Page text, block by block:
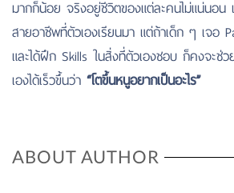
มากก็น้อย จริงอยู่ชีวิตของแต่ละคนไม่แน่นอน
สายอาชีพที่ตัวเองเรียนมา แต่ถ้าเด็ก ๆ เจอ
และได้ฝึก Skills ในสิ่งที่ตัวเองชอบ ก็คงจะช่
เองได้เร็วขึ้นว่า “โตขึ้นหนูอยากเป็นอะไร”
ABOUT AUTHOR